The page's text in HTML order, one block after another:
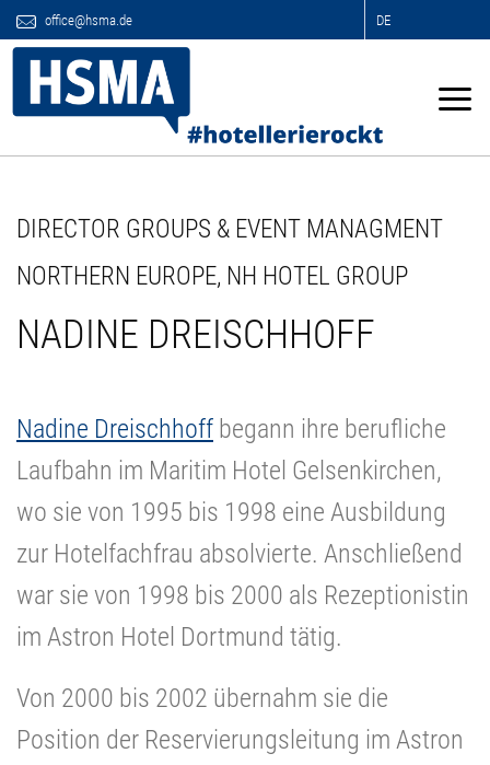
office@hsma.de DE
DIRECTOR GROUPS & EVENT MANAGMENT
NORTHERN EUROPE, NH HOTEL GROUP
NADINE DREISCHHOFF
Nadine Dreischhoff begann ihre berufliche
Laufbahn im Maritim Hotel Gelsenkirchen,
wo sie von 1995 bis 1998 eine Ausbildung
zur Hotelfachfrau absolvierte. Anschließend
war sie von 1998 bis 2000 als Rezeptionistin
im Astron Hotel Dortmund tätig.
Von 2000 bis 2002 übernahm sie die
Position der Reservierungsleitung im Astron